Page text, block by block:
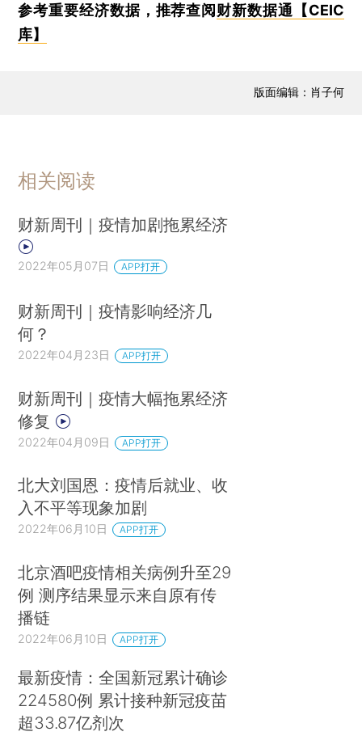
参考重要经济数据，推荐查阅 财新数据通【CEIC
库】
版面编辑：肖子何
相关阅读
财新周刊｜疫情加剧拖累经济
2022年05月07日 APP打开
财新周刊｜疫情影响经济几
何？
2022年04月23日 APP打开
财新周刊｜疫情大幅拖累经济
修复
2022年04月09日 APP打开
北大刘国恩：疫情后就业、收
入不平等现象加剧
2022年06月10日 APP打开
北京酒吧疫情相关病例升至29
例 测序结果显示来自原有传
播链
2022年06月10日 APP打开
最新疫情：全国新冠累计确诊
224580例 累计接种新冠疫苗
超33.87亿剂次